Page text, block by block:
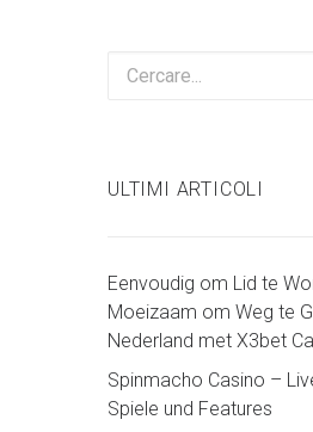
ULTIMI ARTICOLI
Eenvoudig om Lid te
Moeizaam om Weg te
Nederland met X3bet
Spinmacho Casino –
Spiele und Features